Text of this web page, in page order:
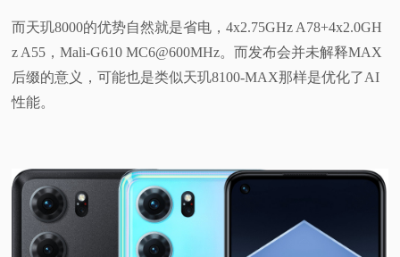
而天玑8000的优势自然就是省电，4x2.75GHz A78+4x2.0GH
z A55，Mali-G610 MC6@600MHz。而发布会并未解释MAX
后缀的意义，可能也是类似天玑8100-MAX那样是优化了AI
性能。